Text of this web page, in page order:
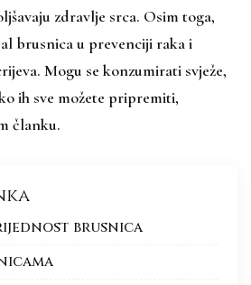
zdravlje srca. Osim toga,
brusnica u prevenciji raka i
Mogu se konzumirati svježe,
ih sve možete pripremiti,
članku.
brusnica